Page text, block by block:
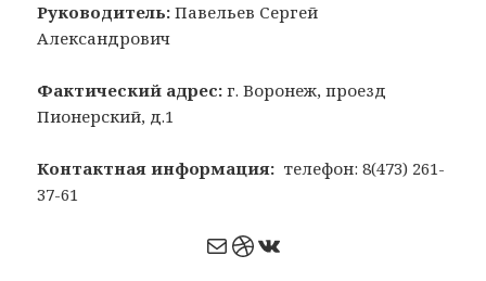
Руководитель: Павельев Сергей
Александрович
Фактический адрес: г. Воронеж, проезд
Пионерский, д.1
Контактная информация: телефон: 8(473) 261-
37-61
Почта Dribbble ВКонтакте